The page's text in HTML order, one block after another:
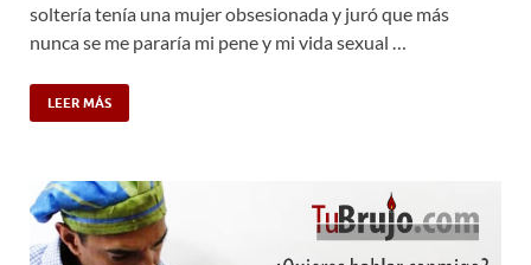
soltería tenía una mujer obsesionada y juró que más
nunca se me pararía mi pene y mi vida sexual …
LEER MÁS